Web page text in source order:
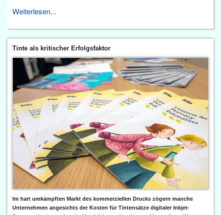
Weiterlesen...
Tinte als kritischer Erfolgsfaktor
Im hart umkämpften Markt des kommerziellen Drucks zögern manche
Unternehmen angesichts der Kosten für Tintensätze digitaler Inkjet-